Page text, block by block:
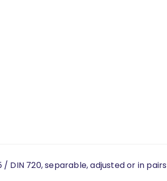
/ DIN 720, separable, adjusted or in pairs